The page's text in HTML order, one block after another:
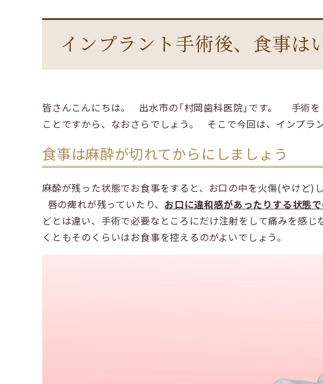
インプラント手術後、食事は
皆さんこんにちは。 出水市の「村岡歯科医院」です。 手術
ことですから、なおさらでしょう。 そこで今回は、インプラ
食事は麻酔が切れてからにしましょう
麻酔が残った状態でお食事をすると、お口の中を火傷(やけど)
唇の痺れが残っていたり、 お口に違和感があったりする状態
どとは違い、手術で必要なところにだけ注射をして痛みを感
くともそのくらいはお食事を控えるのがよいでしょう。